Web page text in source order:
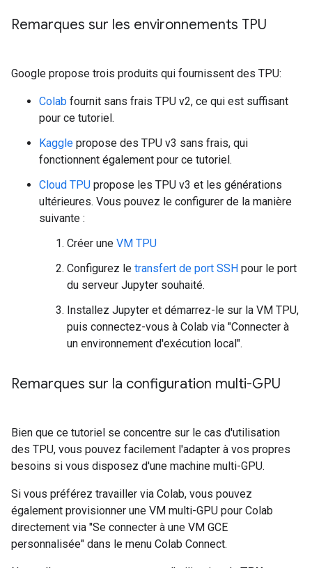
Remarques sur les environnements TPU
Google propose trois produits qui fournissent des TPU:
Colab fournit sans frais TPU v2, ce qui est suffisant
pour ce tutoriel.
Kaggle propose des TPU v3 sans frais, qui
fonctionnent également pour ce tutoriel.
Cloud TPU propose les TPU v3 et les générations
ultérieures. Vous pouvez le configurer de la manière
suivante :
Créer une VM TPU
Configurez le transfert de port SSH pour le port
du serveur Jupyter souhaité.
Installez Jupyter et démarrez-le sur la VM TPU,
puis connectez-vous à Colab via "Connecter à
un environnement d'exécution local".
Remarques sur la configuration multi-GPU
Bien que ce tutoriel se concentre sur le cas d'utilisation
des TPU, vous pouvez facilement l'adapter à vos propres
besoins si vous disposez d'une machine multi-GPU.
Si vous préférez travailler via Colab, vous pouvez
également provisionner une VM multi-GPU pour Colab
directement via "Se connecter à une VM GCE
personnalisée" dans le menu Colab Connect.